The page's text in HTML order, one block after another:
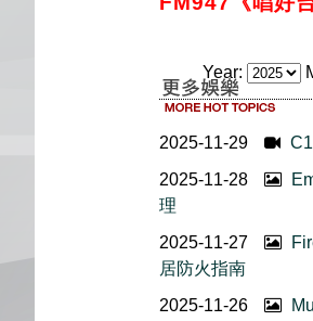
Year:
2025-11-29
2025-11-28
理
2025-11-27
居防火指南
2025-11-26